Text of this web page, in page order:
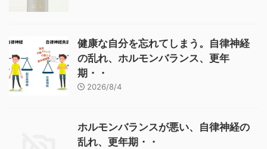
健康な自分を忘れてしまう。自律神経
の乱れ、ホルモンバランス、更年
期・・
2026/8/4
ホルモンバランスが悪い、自律神経の
乱れ、更年期・・